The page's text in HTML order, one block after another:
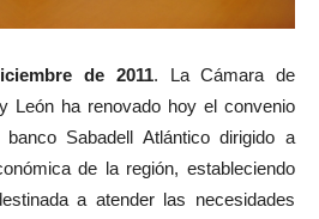
de 2011. La Cámara de
León ha renovado hoy el convenio
Sabadell Atlántico dirigido a
de la región, estableciendo
a atender las necesidades